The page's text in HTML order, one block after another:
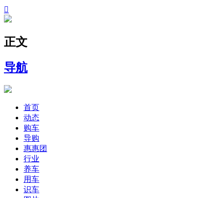

正文
导航
首页
动态
购车
导购
惠惠团
行业
养车
用车
识车